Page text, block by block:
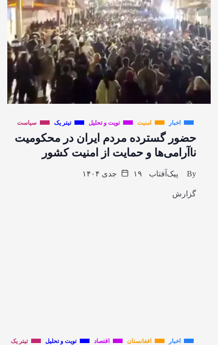
اخبار امنیت تویت و تحلیل تیتر یک سیاست
حضور گسترده مردم ایران در محکومیت
ناآرامی‌ها و حمایت از امنیت کشور
By پیک‌آفتاب ۱۹ جدی ۱۴۰۴
گزارش
اخبار افغانستان اقتصاد تویت و تحلیل تیتر یک